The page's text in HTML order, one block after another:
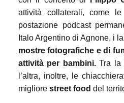
attività collaterali, come
postazione podcast
Italo Argentino di Agnone, i
mostre fotografiche e di
attività per bambini.Tra la
l’altra, inoltre, le
migliore street food del